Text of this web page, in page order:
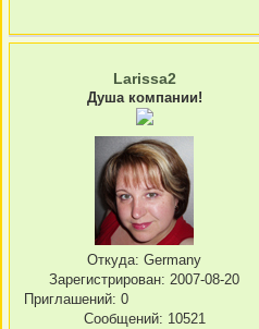
Larissa2
Душа компании!
Откуда: Germany
Зарегистрирован: 2007-08-20
Приглашений: 0
Сообщений: 10521